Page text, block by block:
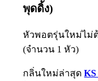
พุดดิ้ง)
หัวพอตรุ่นใหม่ไม่
(จำนวน 1 หัว)
กลิ่นใหม่ล่าสุดKS